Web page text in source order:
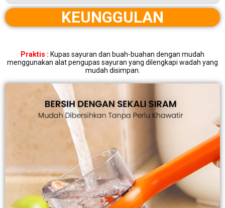
KEUNGGULAN
Praktis : Kupas sayuran dan buah-buahan dengan mudah
menggunakan alat pengupas sayuran yang dilengkapi wadah yang
mudah disimpan.